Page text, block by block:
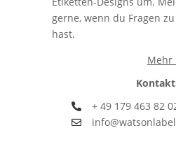
gerne, wenn du Fragen
hast.
Mehr
+ 49 179 463 82